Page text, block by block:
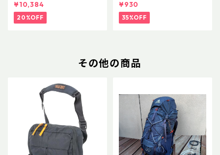
¥10,384
20%OFF
¥930
35%OFF
その他の商品